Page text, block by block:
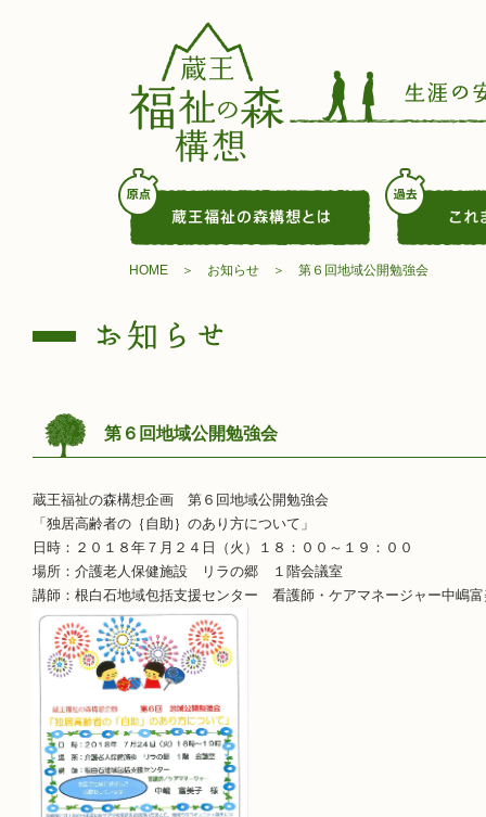
HOME お知らせ 第６回地域公開勉強会
第６回地域公開勉強会
蔵王福祉の森構想企画 第６回地域公開勉強会
「独居高齢者の｛自助｝のあり方について」
日時：２０１８年７月２４日（火）１８：００～１９：００
場所：介護老人保健施設 リラの郷 １階会議室
講師：根白石地域包括支援センター 看護師・ケアマネージャー中嶋